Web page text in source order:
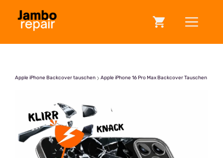
Inhalt
Apple iPhone Backcover tauschen Apple iPhone 16 Pro Max Backcover Tauschen